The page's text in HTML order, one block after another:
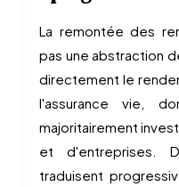
La remontée des
pas une abstraction
directement le
l'assurance vie,
majoritairement
et d'entreprises.
traduisent